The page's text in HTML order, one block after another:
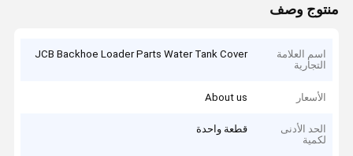
منتوج وصف
اسم العلامة
التجارية
JCB Backhoe Loader Parts Water Tank Cover
الأسعار About us
الحد الأدنى
لكمية
قطعة واحدة